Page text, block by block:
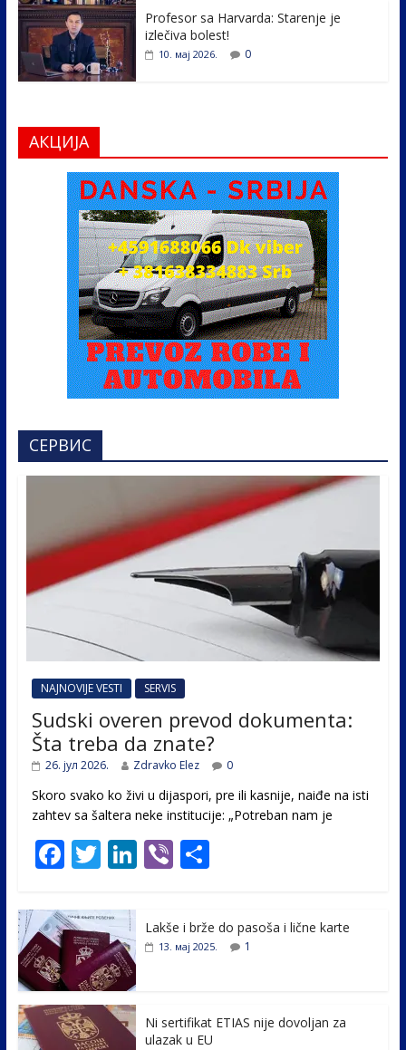
Profesor sa Harvarda: Starenje je
izlečiva bolest!
10. мај 2026. 0
АКЦИЈА
СЕРВИС
NAJNOVIJE VESTI SERVIS
Sudski overen prevod dokumenta:
Šta treba da znate?
26. јул 2026. Zdravko Elez 0
Skoro svako ko živi u dijaspori, pre ili kasnije, naiđe na isti
zahtev sa šaltera neke institucije: „Potreban nam je
F
e
b
o
o
k
T
itt
er
Li
e
Vi
er
S
ar
e
Lakše i brže do pasoša i lične karte
13. мај 2025. 1
Ni sertifikat ETIAS nije dovoljan za
ulazak u EU